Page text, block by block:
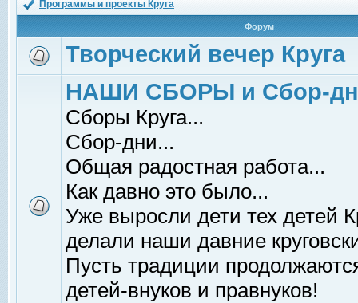
Программы и проекты Круга
Форум
Творческий вечер Круга
НАШИ СБОРЫ и Сбор-
Сборы Круга...
Сбор-дни...
Общая радостная работа...
Как давно это было...
Уже выросли дети тех детей
делали наши давние
Пусть традиции
детей-внуков и правнуков!